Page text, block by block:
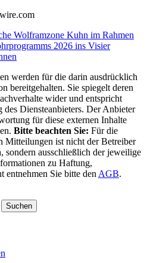
Wolframzone Kuhn im Rahmen
2026 ins Visier
werden für die darin ausdrücklich
bereitgehalten. Sie spiegelt deren
wider und entspricht
Diensteanbieters. Der Anbieter
für diese externen Inhalte
Bitte beachten Sie: Für die
Mitteilungen ist nicht der Betreiber
sondern ausschließlich der jeweilige
zu Haftung,
entnehmen Sie bitte den AGB.
Suchen